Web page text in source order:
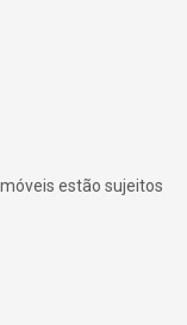
estão sujeitos